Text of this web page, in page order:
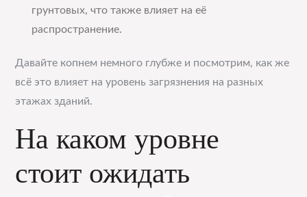
грунтовых, что также влияет на её
распространение.
Давайте копнем немного глубже и посмотрим, как же
всё это влияет на уровень загрязнения на разных
этажах зданий.
На каком уровне
стоит ожидать